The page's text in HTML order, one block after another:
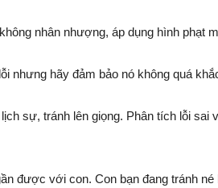
nhân nhượng, áp dụng hình phạt
nhưng hãy đảm bảo nó không quá
sự, tránh lên giọng. Phân tích lỗi
được với con. Con bạn đang tránh